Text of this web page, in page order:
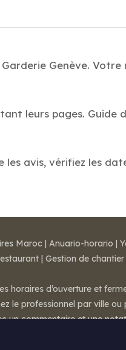
Genève.
leurs pages. Guide
avis, vérifiez les
Maroc | Anuario-horario |
| Gestion de chantier
d’ouverture et
le professionnel par ville
un commentaire et une